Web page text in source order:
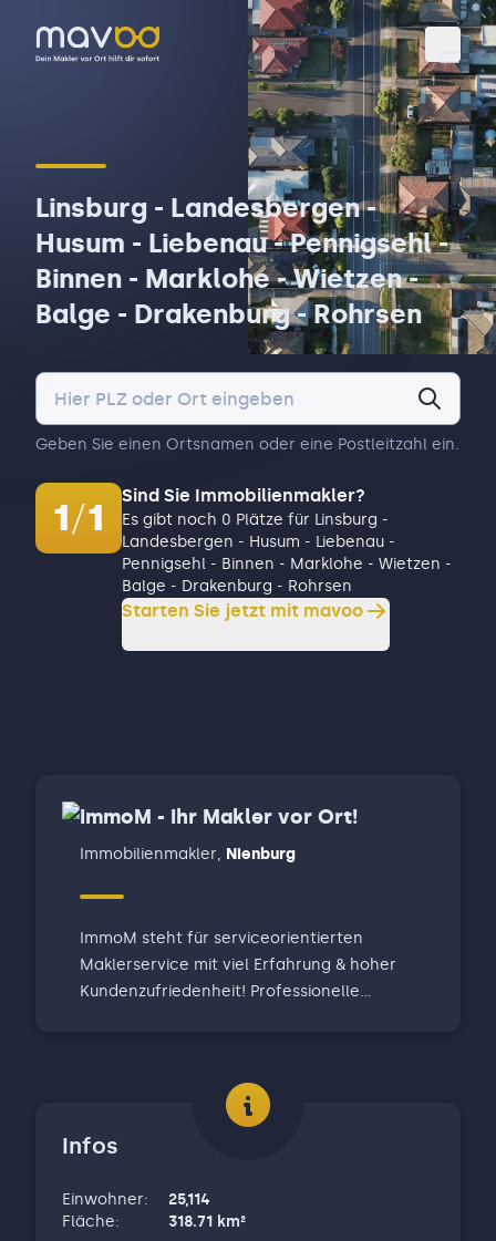
Linsburg - Landesbergen -
Husum - Liebenau - Pennigsehl -
Binnen - Marklohe - Wietzen -
Balge - Drakenburg - Rohrsen
Geben Sie einen Ortsnamen oder eine Postleitzahl ein.
1/1
Sind Sie Immobilienmakler?
Es gibt noch 0 Plätze für Linsburg -
Landesbergen - Husum - Liebenau -
Pennigsehl - Binnen - Marklohe - Wietzen -
Balge - Drakenburg - Rohrsen
Starten Sie jetzt mit mavoo
ImmoM - Ihr Makler vor Ort!
Immobilienmakler, Nienburg
ImmoM steht für serviceorientierten
Maklerservice mit viel Erfahrung & hoher
Kundenzufriedenheit! Professionelle
sind wir Ihr verlässlicher Partner für den
Verkauf Ihrer Immobilie. Unser Service steht
im Mittelpunkt all unserer Aktivitäten, denn
sondern als Partner an Ihrer Seite. Der
Verkauf einer Immobilie ist oft weit mehr als
Infos
Einwohner:
25,114
Fläche: 318.71 km²